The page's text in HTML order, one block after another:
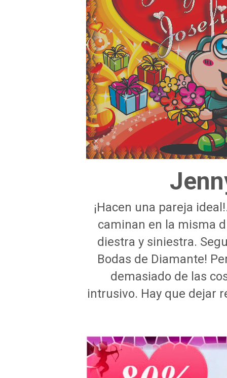
¡Hacen una pareja
caminan en la misma
diestra y siniestra.
Bodas de Diamante!
demasiado de las
intrusivo. Hay que dejar